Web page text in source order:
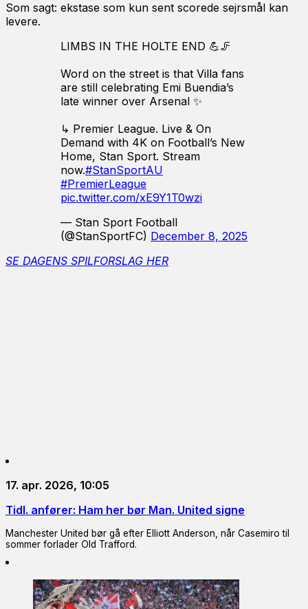
Som sagt: ekstase som kun sent scorede sejrsmål kan
levere.
LIMBS IN THE HOLTE END 💪🦵
Word on the street is that Villa fans
are still celebrating Emi Buendia’s
late winner over Arsenal ✨
↳ Premier League. Live & On
Demand with 4K on Football’s New
Home, Stan Sport. Stream
now.#StanSportAU
#PremierLeague
pic.twitter.com/xE9Y1T0wzi
— Stan Sport Football
(@StanSportFC) December 8, 2025
SE DAGENS SPILFORSLAG HER
17. apr. 2026, 10:05
Tidl. anfører: Ham her bør Man. United signe
Manchester United bør gå efter Elliott Anderson, når Casemiro til
sommer forlader Old Trafford.